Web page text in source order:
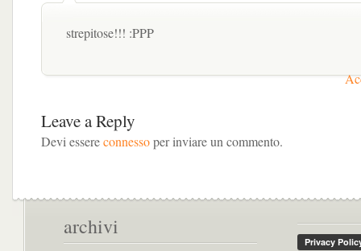
strepitose!!! :PPP
Leave a Reply
Devi essereconnessoper inviare un commento.
archivi